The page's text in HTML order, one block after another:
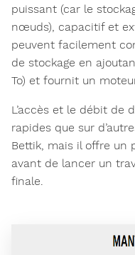
puissant (car le
nœuds), capacitif et
peuvent facilement
de stockage en
To) et fournit un
L’accès et le débit de
rapides que sur
Bettik, mais il offre un
avant de lancer un
finale.